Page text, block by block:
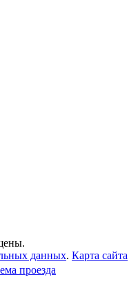
данных. Карта сайта
проезда